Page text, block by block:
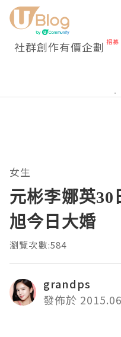
社群創作有價企劃
女生
元彬李娜英
旭今日大婚
瀏覽次數:584
grandps
發佈於